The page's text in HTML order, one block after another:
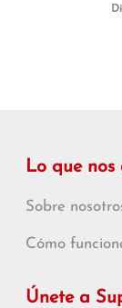
Lo que
Sobre
Cómo
Únete a